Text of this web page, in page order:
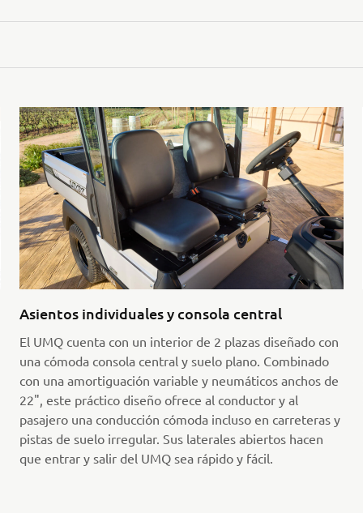
Asientos individuales y consola central
El UMQ cuenta con un interior de 2 plazas diseñado con
una cómoda consola central y suelo plano. Combinado
con una amortiguación variable y neumáticos anchos de
22", este práctico diseño ofrece al conductor y al
pasajero una conducción cómoda incluso en carreteras y
pistas de suelo irregular. Sus laterales abiertos hacen
que entrar y salir del UMQ sea rápido y fácil.